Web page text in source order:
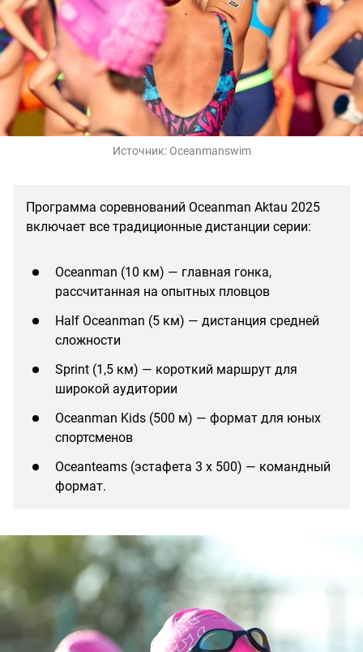
Источник: Oceanmanswim
Программа соревнований Oceanman Aktau 2025
включает все традиционные дистанции серии:
Oceanman (10 км) — главная гонка,
рассчитанная на опытных пловцов
Half Oceanman (5 км) — дистанция средней
сложности
Sprint (1,5 км) — короткий маршрут для
широкой аудитории
Oceanman Kids (500 м) — формат для юных
спортсменов
Oceanteams (эстафета 3 x 500) — командный
формат.